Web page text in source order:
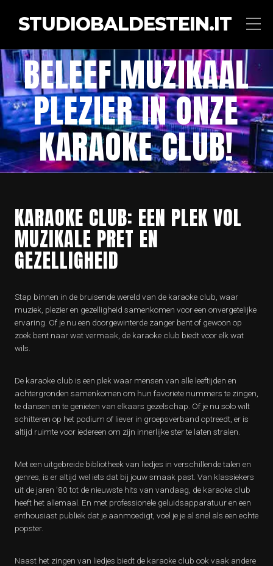
STUDIOBALDESTEIN.IT
BELEEF MUZIKAAL
PLEZIER IN ONZE
KARAOKE CLUB!
KARAOKE CLUB: EEN PLEK VOL
MUZIKALE PRET EN
GEZELLIGHEID
Stap binnen in de bruisende wereld van de karaoke club, waar
muziek, plezier en gezelligheid samenkomen voor een onvergetelijke
ervaring. Of je nu een doorgewinterde zanger bent of gewoon op
zoek bent naar wat vermaak, de karaoke club biedt voor elk wat
wils.
De karaoke club is een plek waar mensen van alle leeftijden en
achtergronden samenkomen om hun favoriete nummers te zingen,
te dansen en te genieten van elkaars gezelschap. Of je nu solo wilt
schitteren op het podium of liever in groepsverband optreedt, er is
altijd ruimte voor iedereen om zijn innerlijke ster te laten stralen.
Met een uitgebreide bibliotheek van liedjes in verschillende talen en
genres, is er altijd wel iets dat bij jouw smaak past. Van klassiekers
uit de jaren ’80 tot de nieuwste hits van vandaag, de karaoke club
heeft het allemaal. En met professionele geluidsapparatuur en een
enthousiast publiek dat je aanmoedigt, voel je je al snel als een echte
popster.
Naast het zingen van liedjes biedt de karaoke club ook vaak andere